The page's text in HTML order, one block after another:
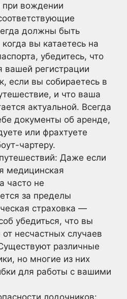
при вождении
должны быть
вы катаетесь на
убедитесь, что
вашей регистрации
если вы собираетесь в
и что ваша
актуальной. Всегда
документы об аренде,
или фрахтуете
чартеру.
Даже если
медицинская
часто не
за пределы
страховка —
убедиться, что вы
несчастных случаев
различные
но многие из них
для работы с вашими
лодочников: